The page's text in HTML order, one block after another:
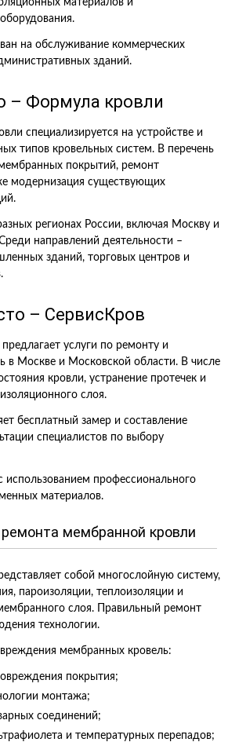
материалов и
на обслуживание коммерческих
зданий.
– Формула кровли
специализируется на устройстве и
типов кровельных систем. В перечень
покрытий, ремонт
модернизация существующих
регионах России, включая Москву и
направлений деятельности –
зданий, торговых центров и
– СервисКров
услуги по ремонту и
в Москве и Московской области. В числе
кровли, устранение протечек и
слоя.
бесплатный замер и составление
специалистов по выбору
использованием профессионального
материалов.
мембранной кровли
собой многослойную систему,
пароизоляции, теплоизоляции и
слоя. Правильный ремонт
технологии.
мембранных кровель:
покрытия;
монтажа;
соединений;
и температурных перепадов;